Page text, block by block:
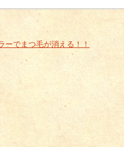
ーでまつ毛が消える！！